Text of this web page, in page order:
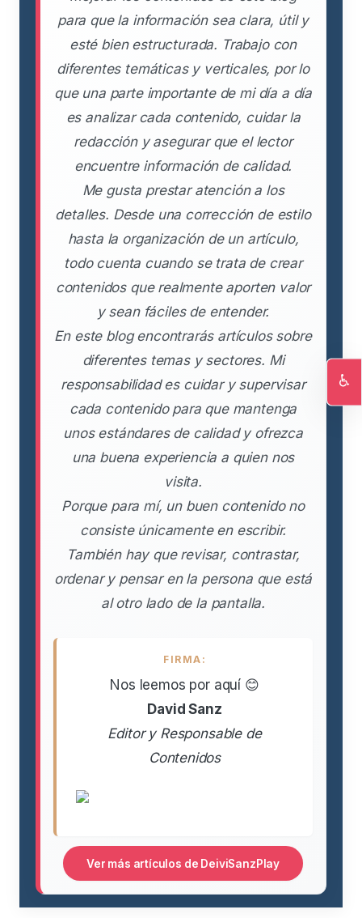
para que la información sea clara, útil y
esté bien estructurada. Trabajo con
diferentes temáticas y verticales, por lo
que una parte importante de mi día a día
es analizar cada contenido, cuidar la
redacción y asegurar que el lector
encuentre información de calidad.
Me gusta prestar atención a los
detalles. Desde una corrección de estilo
hasta la organización de un artículo,
todo cuenta cuando se trata de crear
contenidos que realmente aporten valor
y sean fáciles de entender.
En este blog encontrarás artículos sobre
diferentes temas y sectores. Mi
responsabilidad es cuidar y supervisar
cada contenido para que mantenga
unos estándares de calidad y ofrezca
una buena experiencia a quien nos
visita.
Porque para mí, un buen contenido no
consiste únicamente en escribir.
También hay que revisar, contrastar,
ordenar y pensar en la persona que está
al otro lado de la pantalla.
FIRMA:
Nos leemos por aquí 😊
David Sanz
Editor y Responsable de
Contenidos
Ver más artículos de DeiviSanzPlay
♿